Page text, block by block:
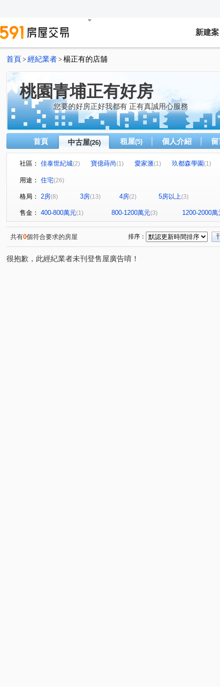
新建案
首頁 > 經紀業者 > 楊正有的店舖
桃園青埔正有好房
您要的好房正好我都有 正有真誠用心服務
首頁 中古屋(26) 租屋(5) 個人介紹
社區： 佳泰世紀城(2) 寶億蒔尚(1) 愛家滙(1) 玖都森學園(1)
威泰錢都十一期
協勝雙子城
青墨集 宜雄大名鑄(1) 宜誠有合
新大南青山(1) The Aries 牡羊座-華廈區 樟樹一路(1)
領航北路四段(1) 寶樹路(1) 忠孝一路(1) 領航北路二段
自立一街(1) 南園二路(1) 領航南路二段(1)
壯五路(1) 高鐵南路二段(1) 領航北路一段(1) 正康一街
龍江路(1) 園三街(1) 洽溪路 (1)
用途： 住宅(26)
格局： 2房(8) 3房(13) 4房(2) 5房以上(3)
售金： 400-800萬元(1) 800-1200萬元(3) 1200-2000萬
共有0個符合要求的房屋 排序：
很抱歉，此經紀業者未刊登售屋廣告唷！